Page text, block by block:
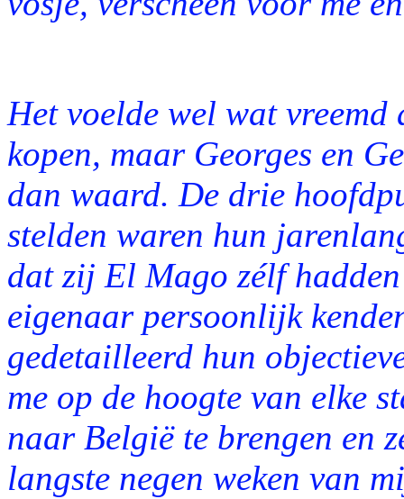
Het voelde wel wat vreemd
kopen, maar Georges en
dan waard. De drie
stelden waren hun
dat zij El Mago zélf
eigenaar persoonlijk
gedetailleerd hun
me op de hoogte van elke
naar België te brengen en
langste negen weken van